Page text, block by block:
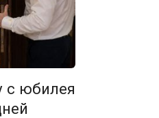
с юбилея